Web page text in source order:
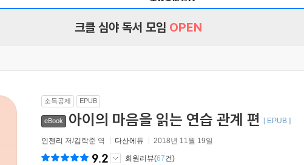
크클 심야 독서 모임 OPEN
소득공제 EPUB
eBook 아이의 마음을 읽는 연습 관계 편 [ EPUB ]
인젠리 저/김락준 역 다산에듀 2018년 11월 19일
9.2 회원리뷰(67건)